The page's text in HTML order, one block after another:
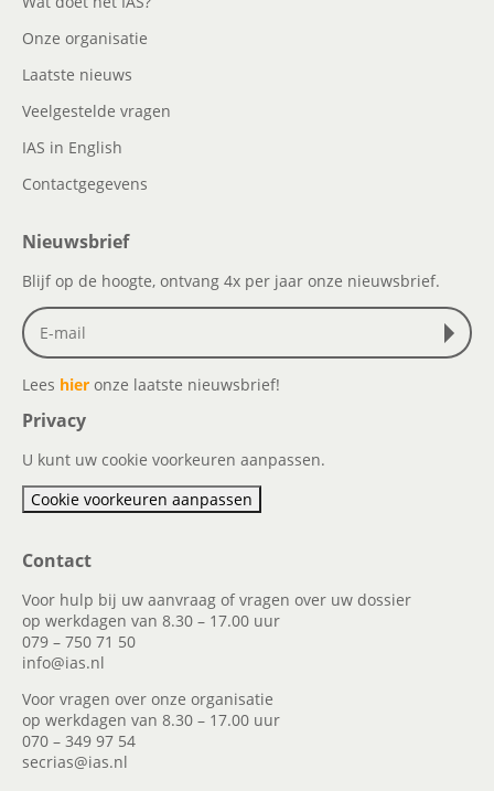
Onze organisatie
Laatste nieuws
Veelgestelde vragen
IAS in English
Contactgegevens
Nieuwsbrief
Blijf op de hoogte, ontvang 4x per jaar onze nieuwsbrief.
Lees hier onze laatste nieuwsbrief!
Privacy
U kunt uw cookie voorkeuren aanpassen.
Cookie voorkeuren aanpassen
Contact
Voor hulp bij uw aanvraag of vragen over uw dossier
op werkdagen van 8.30 – 17.00 uur
079 – 750 71 50
info@ias.nl
Voor vragen over onze organisatie
op werkdagen van 8.30 – 17.00 uur
070 – 349 97 54
secrias@ias.nl